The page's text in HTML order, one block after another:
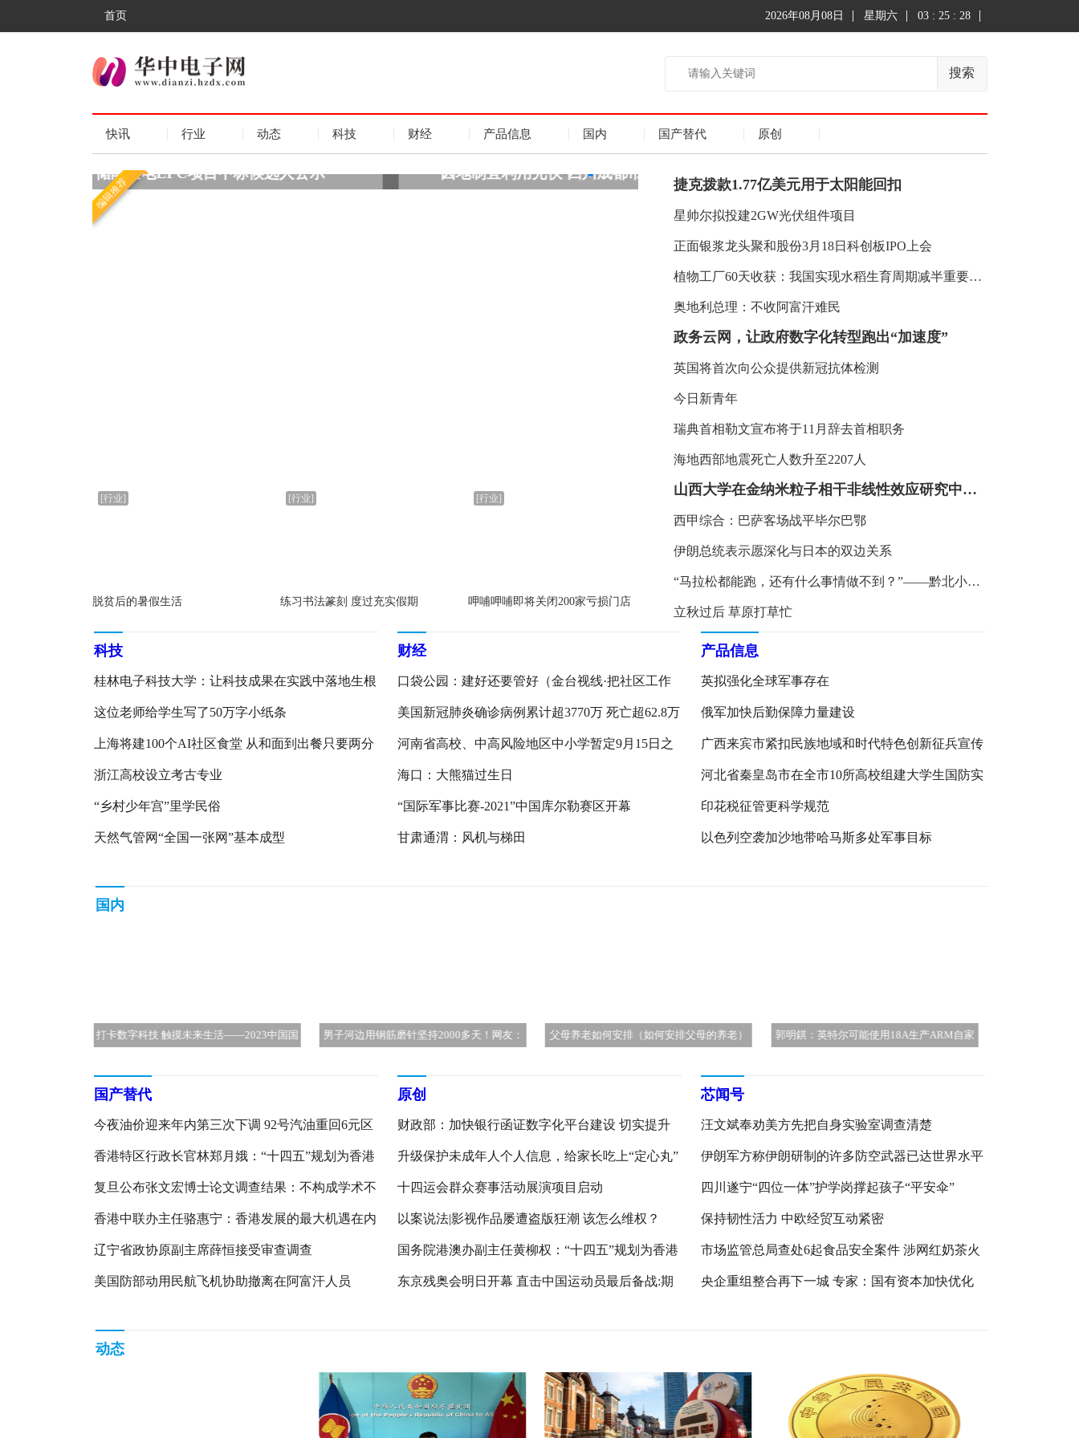
首页 2026年08月08日 星期六 03 : 25 : 28
搜索
快讯 行业 动态 科技 财经 产品信息 国内 国产替代 原创
因地制宜利用光伏 四川成都市近零碳排放区试点建设工作方案发布 华夏基金旗下500成长ETF正式上市 发行规模2.54
编辑推荐
脱贫后的暑假生活
[行业]
练习书法篆刻 度过充实假期
[行业]
呷哺呷哺即将关闭200家亏损门店
[行业]
捷克拨款1.77亿美元用于太阳能回扣
星帅尔拟投建2GW光伏组件项目
正面银浆龙头聚和股份3月18日科创板IPO上会
植物工厂60天收获：我国实现水稻生育周期减半重要突破
奥地利总理：不收阿富汗难民
政务云网，让政府数字化转型跑出“加速度”
英国将首次向公众提供新冠抗体检测
今日新青年
瑞典首相勒文宣布将于11月辞去首相职务
海地西部地震死亡人数升至2207人
山西大学在金纳米粒子相干非线性效应研究中取得重要进展
西甲综合：巴萨客场战平毕尔巴鄂
伊朗总统表示愿深化与日本的双边关系
“马拉松都能跑，还有什么事情做不到？”——黔北小伙逐梦记
立秋过后 草原打草忙
科技
桂林电子科技大学：让科技成果在实践中落地生根
这位老师给学生写了50万字小纸条
上海将建100个AI社区食堂 从和面到出餐只要两分
浙江高校设立考古专业
“乡村少年宫”里学民俗
天然气管网“全国一张网”基本成型
财经
口袋公园：建好还要管好（金台视线·把社区工作
做到家③）
美国新冠肺炎确诊病例累计超3770万 死亡超62.8万
河南省高校、中高风险地区中小学暂定9月15日之
前不返校
海口：大熊猫过生日
“国际军事比赛-2021”中国库尔勒赛区开幕
甘肃通渭：风机与梯田
产品信息
英拟强化全球军事存在
俄军加快后勤保障力量建设
广西来宾市紧扣民族地域和时代特色创新征兵宣传
河北省秦皇岛市在全市10所高校组建大学生国防实
践团
印花税征管更科学规范
以色列空袭加沙地带哈马斯多处军事目标
国内
男子河边用钢筋磨针坚持2000多天！网友：
父母养老如何安排（如何安排父母的养老）
郭明錤：英特尔可能使用18A生产ARM自家
有效金融制度(关于有效金融制度的简介)
国产替代
今夜油价迎来年内第三次下调 92号汽油重回6元区
间
香港特区行政长官林郑月娥：“十四五”规划为香港
带来千载难逢的机遇
复旦公布张文宏博士论文调查结果：不构成学术不
端或学术不当
香港中联办主任骆惠宁：香港发展的最大机遇在内
辽宁省政协原副主席薛恒接受审查调查
美国防部动用民航飞机协助撤离在阿富汗人员
原创
财政部：加快银行函证数字化平台建设 切实提升
资本市场审计质量
升级保护未成年人个人信息，给家长吃上“定心丸”
十四运会群众赛事活动展演项目启动
以案说法|影视作品屡遭盗版狂潮 该怎么维权？
国务院港澳办副主任黄柳权：“十四五”规划为香港
提供重要机遇
东京残奥会明日开幕 直击中国运动员最后备战:期
芯闻号
汪文斌奉劝美方先把自身实验室调查清楚
伊朗军方称伊朗研制的许多防空武器已达世界水平
四川遂宁“四位一体”护学岗撑起孩子“平安伞”
保持韧性活力 中欧经贸互动紧密
市场监管总局查处6起食品安全案件 涉网红奶茶火
锅及快餐店
央企重组整合再下一城 专家：国有资本加快优化
动态